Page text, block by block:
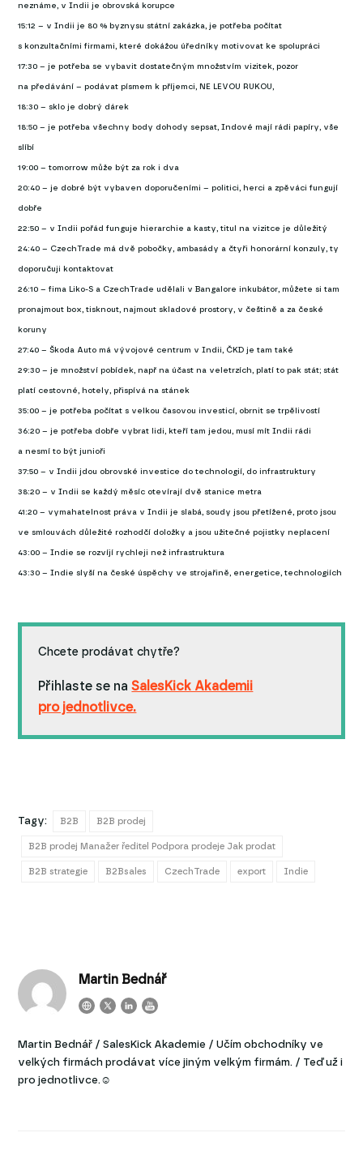
neznáme, v Indii je obrovská korupce
15:12 – v Indii je 80 % byznysu státní zakázka, je potřeba počítat
s konzultačními firmami, které dokážou úředníky motivovat ke spolupráci
17:30 – je potřeba se vybavit dostatečným množstvím vizitek, pozor
na předávání – podávat písmem k příjemci, NE LEVOU RUKOU,
18:30 – sklo je dobrý dárek
18:50 – je potřeba všechny body dohody sepsat, Indové mají rádi papíry, vše
slíbí
19:00 – tomorrow může být za rok i dva
20:40 – je dobré být vybaven doporučeními – politici, herci a zpěváci fungují
dobře
22:50 – v Indii pořád funguje hierarchie a kasty, titul na vizitce je důležitý
24:40 – CzechTrade má dvě pobočky, ambasády a čtyři honorární konzuly, ty
doporučuji kontaktovat
26:10 – fima Liko-S a CzechTrade udělali v Bangalore inkubátor, můžete si tam
pronajmout box, tisknout, najmout skladové prostory, v češtině a za české
koruny
27:40 – Škoda Auto má vývojové centrum v Indii, ČKD je tam také
29:30 – je množství pobídek, např na účast na veletrzích, platí to pak stát; stát
platí cestovné, hotely, přispívá na stánek
35:00 – je potřeba počítat s velkou časovou investicí, obrnit se trpělivostí
36:20 – je potřeba dobře vybrat lidi, kteří tam jedou, musí mít Indii rádi
a nesmí to být junioři
37:50 – v Indii jdou obrovské investice do technologií, do infrastruktury
38:20 – v Indii se každý měsíc otevírají dvě stanice metra
41:20 – vymahatelnost práva v Indii je slabá, soudy jsou přetížené, proto jsou
ve smlouvách důležité rozhodčí doložky a jsou užitečné pojistky neplacení
43:00 – Indie se rozvíjí rychleji než infrastruktura
43:30 – Indie slyší na české úspěchy ve strojařině, energetice, technologiích
Chcete prodávat chytře?
Přihlaste se na SalesKick Akademii
pro jednotlivce.
Tagy: B2B B2B prodej
B2B prodej Manažer ředitel Podpora prodeje Jak prodat
B2B strategie B2Bsales CzechTrade export Indie
Martin Bednář
Martin Bednář / SalesKick Akademie / Učím obchodníky ve
velkých firmách prodávat více jiným velkým firmám. / Teď už i
pro jednotlivce.☺